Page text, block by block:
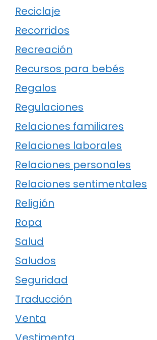
Reciclaje
Recorridos
Recreación
Recursos para bebés
Regalos
Regulaciones
Relaciones familiares
Relaciones laborales
Relaciones personales
Relaciones sentimentales
Religión
Ropa
Salud
Saludos
Seguridad
Traducción
Venta